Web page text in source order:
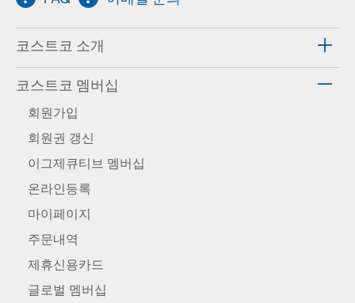
코스트코 소개
코스트코 멤버십
회원가입
회원권 갱신
이그제큐티브 멤버십
온라인등록
마이페이지
주문내역
제휴신용카드
글로벌 멤버십